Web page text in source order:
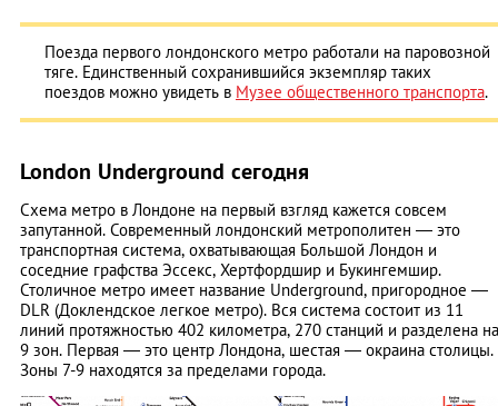
Поезда первого лондонского метро работали на паровозной
тяге. Единственный сохранившийся экземпляр таких
поездов можно увидеть в Музее общественного транспорта.
London Underground сегодня
Схема метро в Лондоне на первый взгляд кажется совсем
запутанной. Современный лондонский метрополитен — это
транспортная система, охватывающая Большой Лондон и
соседние графства Эссекс, Хертфордшир и Букингемшир.
Столичное метро имеет название Underground, пригородное —
DLR (Доклендское легкое метро). Вся система состоит из 11
линий протяжностью 402 километра, 270 станций и разделена на
9 зон. Первая — это центр Лондона, шестая — окраина столицы.
Зоны 7-9 находятся за пределами города.